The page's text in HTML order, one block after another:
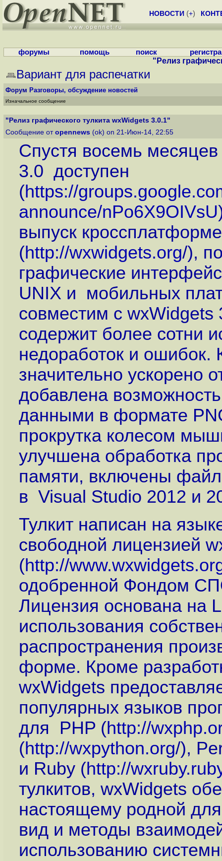
НОВОСТИ (+)
форумы помощь поиск
"Релиз
Вариант для распечатки
Форум Разговоры, обсуждение новостей
Изначальное сообщение
"Релиз графического тулкита wxWidgets 3.0.1"
Сообщение от opennews (ok) on 21-Июн-14, 22:55
Спустя восемь
3.0 доступен
(https://
announce/nPo6X9OIVsU
выпуск
(http://wxwidgets.org/),
графические
UNIX и мобильных
совместим с wxWidgets
содержит более сотни
недоработок и ошибок.
значительно ускорено
добавлена
данными в формате
прокрутка колесом
улучшена обработка
памяти, включены
в Visual Studio 2012 и
Тулкит написан на
свободной лицензией
(http://
одобренной Фондом
Лицензия основана на
использования
распространения
форме. Кроме
wxWidgets
популярных языков
для PHP (http://
(http://wxpython.org/),
и Ruby (http://
тулкитов, wxWidgets
настоящему родной
вид и методы
использованию